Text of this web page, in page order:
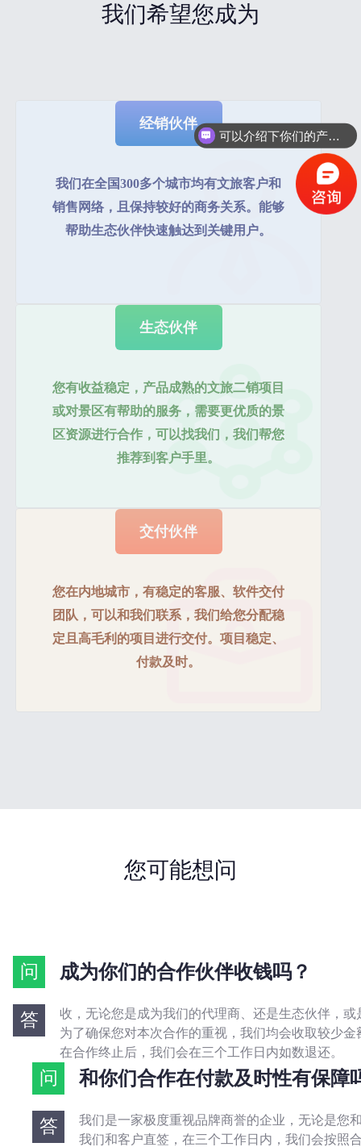
我们希望您成为
经销伙伴
我们在全国300多个城市均有文旅客户和
销售网络，且保持较好的商务关系。能够
帮助生态伙伴快速触达到关键用户。
生态伙伴
您有收益稳定，产品成熟的文旅二销项目
或对景区有帮助的服务，需要更优质的景
区资源进行合作，可以找我们，我们帮您
推荐到客户手里。
交付伙伴
您在内地城市，有稳定的客服、软件交付
团队，可以和我们联系，我们给您分配稳
定且高毛利的项目进行交付。项目稳定、
付款及时。
您可能想问
问 成为你们的合作伙伴收钱吗？
答
收，无论您是成为我们的代理商、还是生态伙伴，或
为了确保您对本次合作的重视，我们均会收取较少金
在合作终止后，我们会在三个工作日内如数退还。
问 和你们合作在付款及时性有保障
答
我们是一家极度重视品牌商誉的企业，无论是您
我们和客户直签，在三个工作日内，我们会按照
可以介绍下你们的产品么？